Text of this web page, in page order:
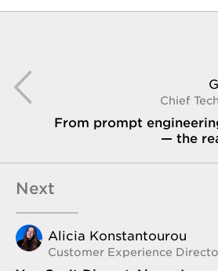
Chief
From prompt
— the
Next
Alicia Konstantourou
Customer Experience